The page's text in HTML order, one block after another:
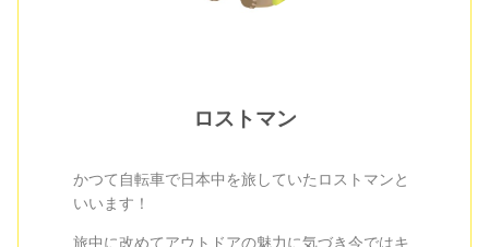
ロストマン
かつて自転車で日本中を旅していたロストマンと
いいます！
旅中に改めてアウトドアの魅力に気づき今ではキ